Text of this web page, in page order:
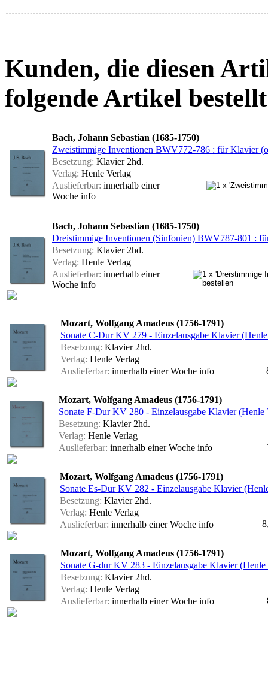
Kunden, die diesen
folgende Artikel
Bach, Johann Sebastian (1685-1750)
Zweistimmige Inventionen BWV772-786 : für Klavier
Besetzung: Klavier 2hd.
Verlag: Henle Verlag
Auslieferbar: innerhalb einer
Woche info
Bach, Johann Sebastian (1685-1750)
Dreistimmige Inventionen (Sinfonien) BWV787-801 :
Besetzung: Klavier 2hd.
Verlag: Henle Verlag
Auslieferbar: innerhalb einer
Woche info
Mozart, Wolfgang Amadeus (1756-1791)
Sonate C-Dur KV 279 - Einzelausgabe Klavier
Besetzung: Klavier 2hd.
Verlag: Henle Verlag
Auslieferbar: innerhalb einer Woche info
Mozart, Wolfgang Amadeus (1756-1791)
Sonate F-Dur KV 280 - Einzelausgabe Klavier (Henle
Besetzung: Klavier 2hd.
Verlag: Henle Verlag
Auslieferbar: innerhalb einer Woche info
Mozart, Wolfgang Amadeus (1756-1791)
Sonate Es-Dur KV 282 - Einzelausgabe Klavier
Besetzung: Klavier 2hd.
Verlag: Henle Verlag
Auslieferbar: innerhalb einer Woche info
Mozart, Wolfgang Amadeus (1756-1791)
Sonate G-dur KV 283 - Einzelausgabe Klavier (Henle
Besetzung: Klavier 2hd.
Verlag: Henle Verlag
Auslieferbar: innerhalb einer Woche info